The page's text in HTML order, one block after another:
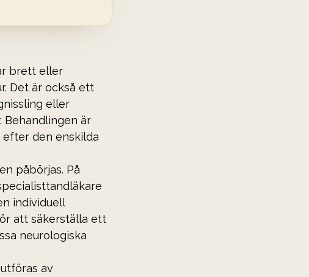
brett eller
Det är också ett
eller
Behandlingen är
den enskilda
påbörjas. På
individuell
att säkerställa ett
neurologiska
av